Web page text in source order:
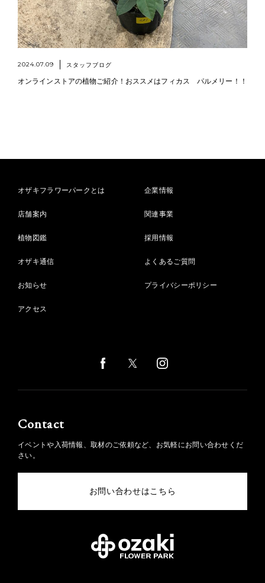
2024.07.09 スタッフブログ
オンラインストアの植物ご紹介！おススメはフィカス パルメリー！！
オザキフラワーパークとは
店舗案内
植物図鑑
オザキ通信
お知らせ
アクセス
企業情報
関連事業
採用情報
よくあるご質問
プライバシーポリシー
Contact
イベントや入荷情報、取材のご依頼など、お気軽にお問い合わせくだ
さい。
お問い合わせはこちら